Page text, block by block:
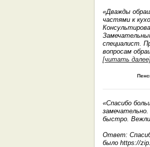
«Дважды
частями к
специалист.
вопросам
[читать
«Спасибо
быстро.
Ответ:
было https://